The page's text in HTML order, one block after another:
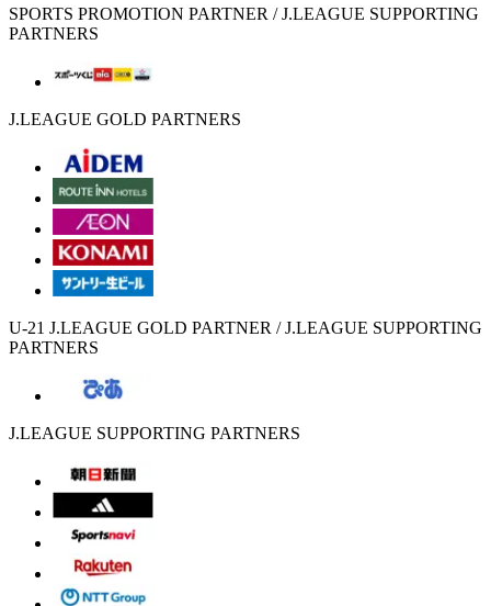
SPORTS PROMOTION PARTNER / J.LEAGUE SUPPORTING
PARTNERS
J.LEAGUE GOLD PARTNERS
U-21 J.LEAGUE GOLD PARTNER / J.LEAGUE SUPPORTING
PARTNERS
J.LEAGUE SUPPORTING PARTNERS